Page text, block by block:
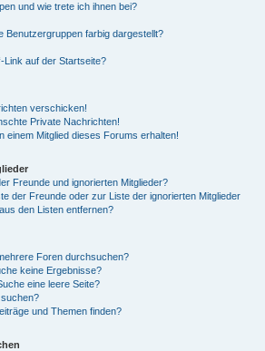
und wie trete ich ihnen bei?
Benutzergruppen farbig dargestellt?
Link auf der Startseite?
verschicken!
Private Nachrichten!
einem Mitglied dieses Forums erhalten!
Freunde und ignorierten Mitglieder?
der Freunde oder zur Liste der ignorierten Mitglieder
den Listen entfernen?
Foren durchsuchen?
keine Ergebnisse?
eine leere Seite?
und Themen finden?